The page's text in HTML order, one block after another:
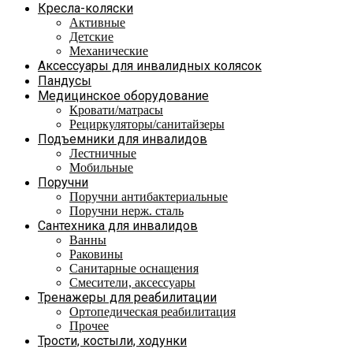
Кресла-коляски
Активные
Детские
Механические
Аксессуары для инвалидных колясок
Пандусы
Медицинское оборудование
Кровати/матрасы
Рециркуляторы/санитайзеры
Подъемники для инвалидов
Лестничные
Мобильные
Поручни
Поручни антибактериальные
Поручни нерж. сталь
Сантехника для инвалидов
Ванны
Раковины
Санитарные оснащения
Смесители, аксессуары
Тренажеры для реабилитации
Ортопедическая реабилитация
Прочее
Трости, костыли, ходунки